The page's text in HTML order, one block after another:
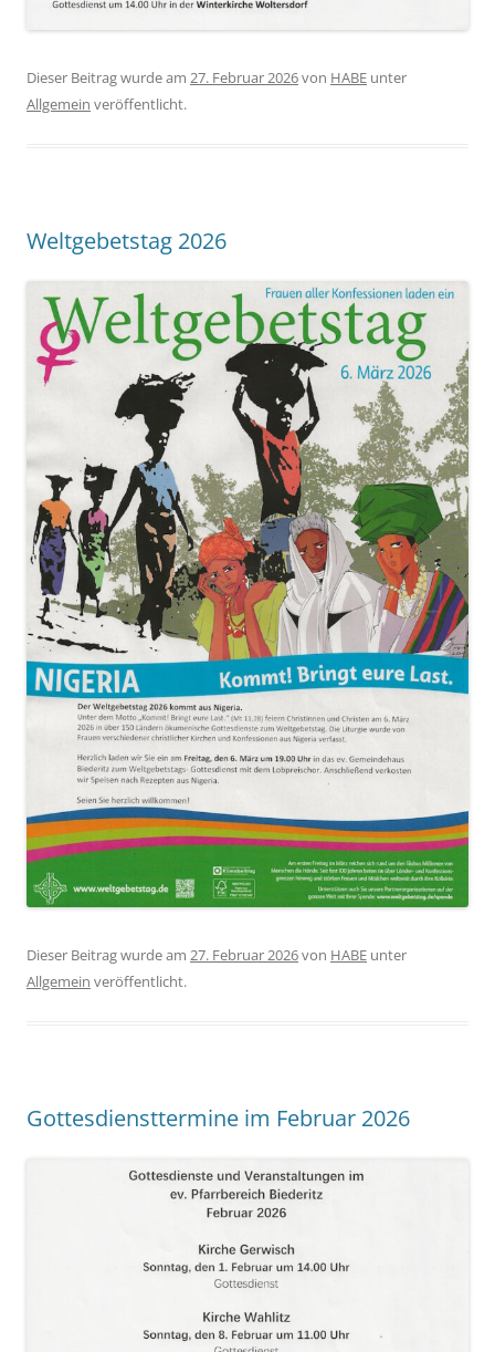
Dieser Beitrag wurde am 27. Februar 2026von HABE unter
Allgemein veröffentlicht.
Weltgebetstag 2026
Dieser Beitrag wurde am 27. Februar 2026von HABE unter
Allgemein veröffentlicht.
Gottesdiensttermine im Februar 2026